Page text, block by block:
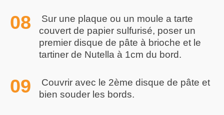
Sur une plaque ou un moule a tarte
couvert de papier sulfurisé, poser un
premier disque de pâte à brioche et le
tartiner de Nutella à 1cm du bord.
Couvrir avec le 2ème disque de pâte et
bien souder les bords.